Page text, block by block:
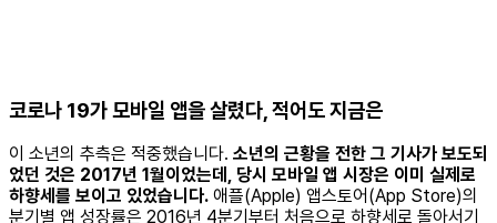
코로나 19가 모바일 앱을 살렸다, 적어도 지금은
이 소년의 추측은 적중했습니다. 소년의 근황을 전한 그 기사가 보도되
었던 것은 2017년 1월이었는데, 당시 모바일 앱 시장은 이미 실제로
하향세를 보이고 있었습니다. 애플(Apple) 앱스토어(App Store)의
분기별 앱 성장률은 2016년 4분기부터 처음으로 하향세로 돌아서기